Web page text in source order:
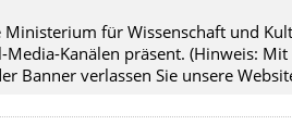
Ministerium für Wissenschaft und
Media-Kanälen präsent. (Hinweis: Mit
Banner verlassen Sie unsere